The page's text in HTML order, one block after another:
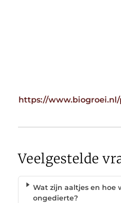
https://
Veelgestelde
Wat zijn aaltjes en hoe
ongedierte?